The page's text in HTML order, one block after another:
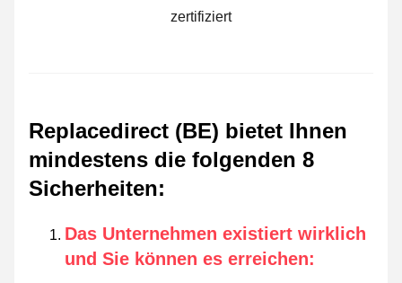
zertifiziert
Replacedirect (BE) bietet Ihnen
mindestens die folgenden 8
Sicherheiten:
Das Unternehmen existiert wirklich
und Sie können es erreichen: